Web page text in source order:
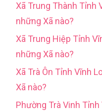
Xã Trung Thành Tỉnh
những Xã nào?
Xã Trung Hiệp Tỉnh
những Xã nào?
Xã Trà Ôn Tỉnh Vĩnh
Xã nào?
Phường Trà Vinh